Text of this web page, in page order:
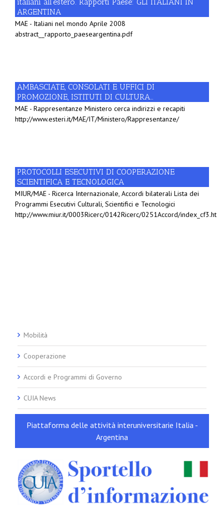
ARGENTINA
MAE - Italiani nel mondo Aprile 2008
abstract__rapporto_paeseargentina.pdf
AMBASCIATE, CONSOLATI E UFFICI DI
PROMOZIONE, ISTITUTI DI CULTURA…
MAE - Rappresentanze Ministero cerca indirizzi e recapiti
http://www.esteri.it/MAE/IT/Ministero/Rappresentanze/
PROTOCOLLI ESECUTIVI DI COOPERAZIONE
SCIENTIFICA E TECNOLOGICA
MIUR/MAE - Ricerca Internazionale, Accordi bilaterali Lista dei
Programmi Esecutivi Culturali, Scientifici e Tecnologici
http://www.miur.it/0003Ricerc/0142Ricerc/0251Accord/index_cf3.htm
Mobilità
Cooperazione
Accordi e Programmi di Governo
CUIA News
Piattaforma delle attività interuniversitarie Italia -
Argentina